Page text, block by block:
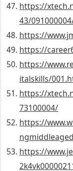
https://
43/
https://
https://
https://
italskills/
https://
73100004/
https://
https://